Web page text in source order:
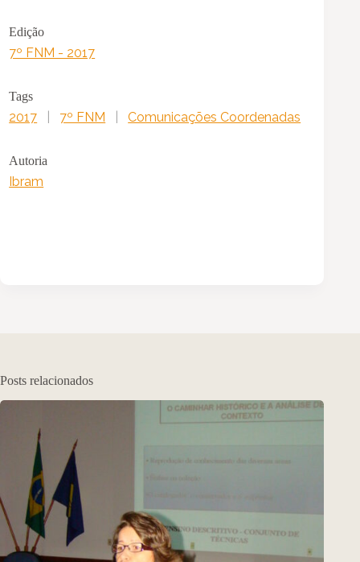
Edição
7º FNM - 2017
Tags
2017 7º FNM Comunicações Coordenadas
Autoria
Ibram
Posts relacionados